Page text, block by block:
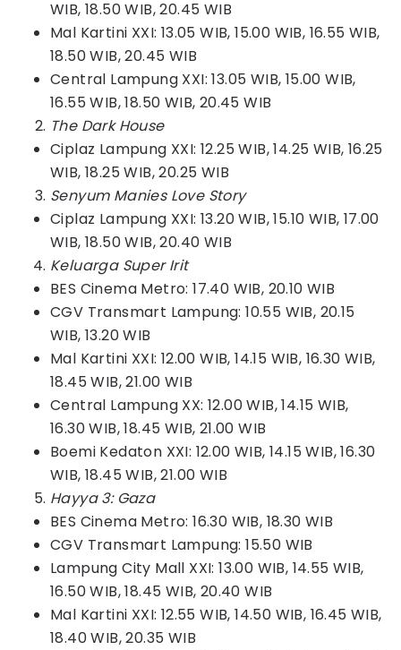
WIB, 18.50 WIB, 20.45 WIB
Mal Kartini XXI: 13.05 WIB, 15.00 WIB, 16.55 WIB,
18.50 WIB, 20.45 WIB
Central Lampung XXI: 13.05 WIB, 15.00 WIB,
16.55 WIB, 18.50 WIB, 20.45 WIB
The Dark House
Ciplaz Lampung XXI: 12.25 WIB, 14.25 WIB, 16.25
WIB, 18.25 WIB, 20.25 WIB
Senyum Manies Love Story
Ciplaz Lampung XXI: 13.20 WIB, 15.10 WIB, 17.00
WIB, 18.50 WIB, 20.40 WIB
Keluarga Super Irit
BES Cinema Metro: 17.40 WIB, 20.10 WIB
CGV Transmart Lampung: 10.55 WIB, 20.15
WIB, 13.20 WIB
Mal Kartini XXI: 12.00 WIB, 14.15 WIB, 16.30 WIB,
18.45 WIB, 21.00 WIB
Central Lampung XX: 12.00 WIB, 14.15 WIB,
16.30 WIB, 18.45 WIB, 21.00 WIB
Boemi Kedaton XXI: 12.00 WIB, 14.15 WIB, 16.30
WIB, 18.45 WIB, 21.00 WIB
Hayya 3: Gaza
BES Cinema Metro: 16.30 WIB, 18.30 WIB
CGV Transmart Lampung: 15.50 WIB
Lampung City Mall XXI: 13.00 WIB, 14.55 WIB,
16.50 WIB, 18.45 WIB, 20.40 WIB
Mal Kartini XXI: 12.55 WIB, 14.50 WIB, 16.45 WIB,
18.40 WIB, 20.35 WIB